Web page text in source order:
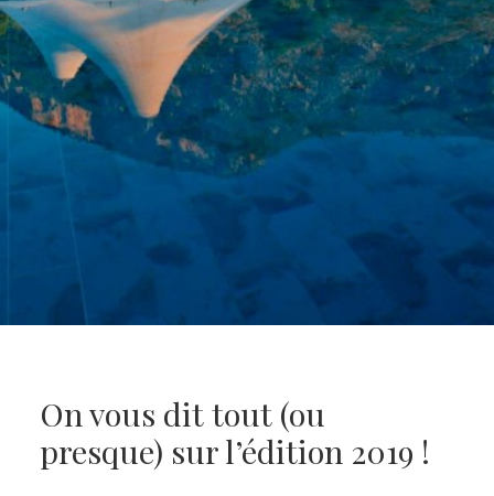
On vous dit tout (ou
presque) sur l’édition 2019 !